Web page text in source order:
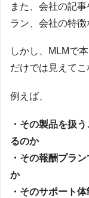
また、会社の記
ラン、会社の特徴
しかし、MLMで
だけでは見えてこ
例えば、
・その製品を扱
るのか
・その報酬プラ
か
・そのサポート